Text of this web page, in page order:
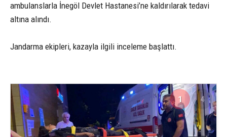
ambulanslarla İnegöl Devlet Hastanesi’ne kaldırılarak tedavi
altına alındı.
Jandarma ekipleri, kazayla ilgili inceleme başlattı.
1 4